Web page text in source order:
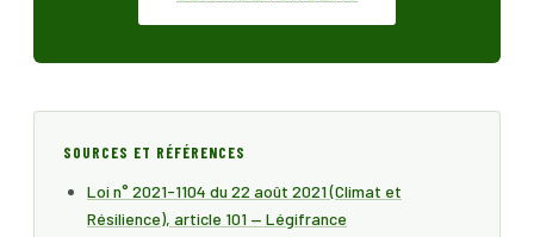
SOURCES ET RÉFÉRENCES
Loi n° 2021-1104 du 22 août 2021 (Climat et
Résilience), article 101 — Légifrance